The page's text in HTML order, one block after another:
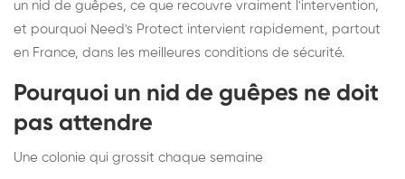
un nid de guêpes, ce que recouvre vraiment l'intervention,
et pourquoi Need's Protect intervient rapidement, partout
en France, dans les meilleures conditions de sécurité.
Pourquoi un nid de guêpes ne doit
pas attendre
Une colonie qui grossit chaque semaine